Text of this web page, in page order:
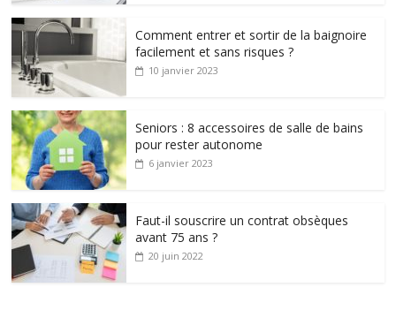
Comment entrer et sortir de la baignoire
facilement et sans risques ?
10 janvier 2023
Seniors : 8 accessoires de salle de bains
pour rester autonome
6 janvier 2023
Faut-il souscrire un contrat obsèques
avant 75 ans ?
20 juin 2022